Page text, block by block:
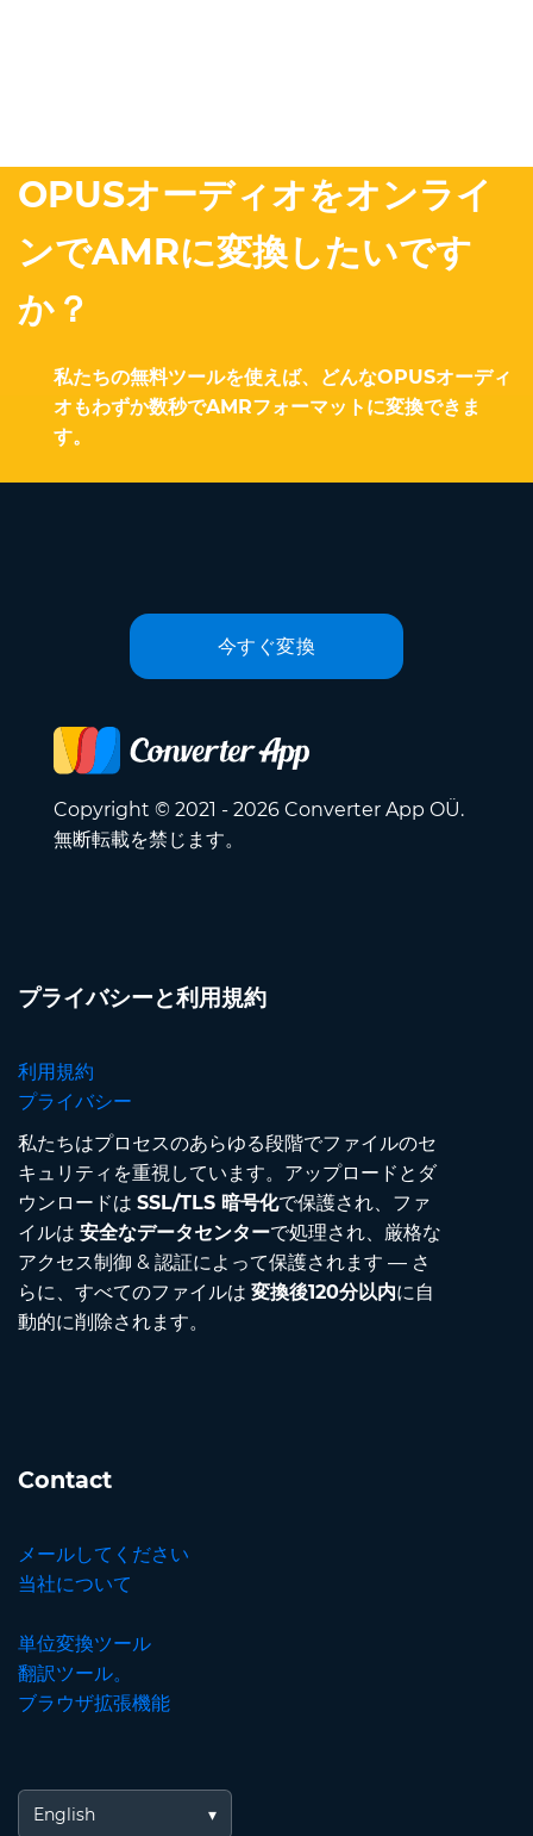
OPUSオーディオをオンライ
ンでAMRに変換したいです
か？
私たちの無料ツールを使えば、どんなOPUSオーディ
オもわずか数秒でAMRフォーマットに変換できま
す。
今すぐ変換
Copyright © 2021 - 2026 Converter App OÜ.
無断転載を禁じます。
プライバシーと利用規約
利用規約
プライバシー
私たちはプロセスのあらゆる段階でファイルのセ
キュリティを重視しています。アップロードとダ
ウンロードは SSL/TLS 暗号化で保護され、ファ
イルは 安全なデータセンターで処理され、厳格な
アクセス制御 & 認証によって保護されます — さ
らに、すべてのファイルは 変換後120分以内に自
動的に削除されます。
Contact
メールしてください
当社について
単位変換ツール
翻訳ツール。
ブラウザ拡張機能
English